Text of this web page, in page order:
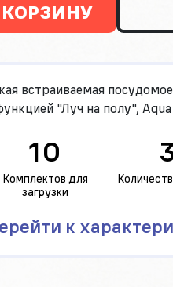
КОРЗИНУ
встраиваемая
"Луч на полу",
10
Комплектов для
загрузки
к